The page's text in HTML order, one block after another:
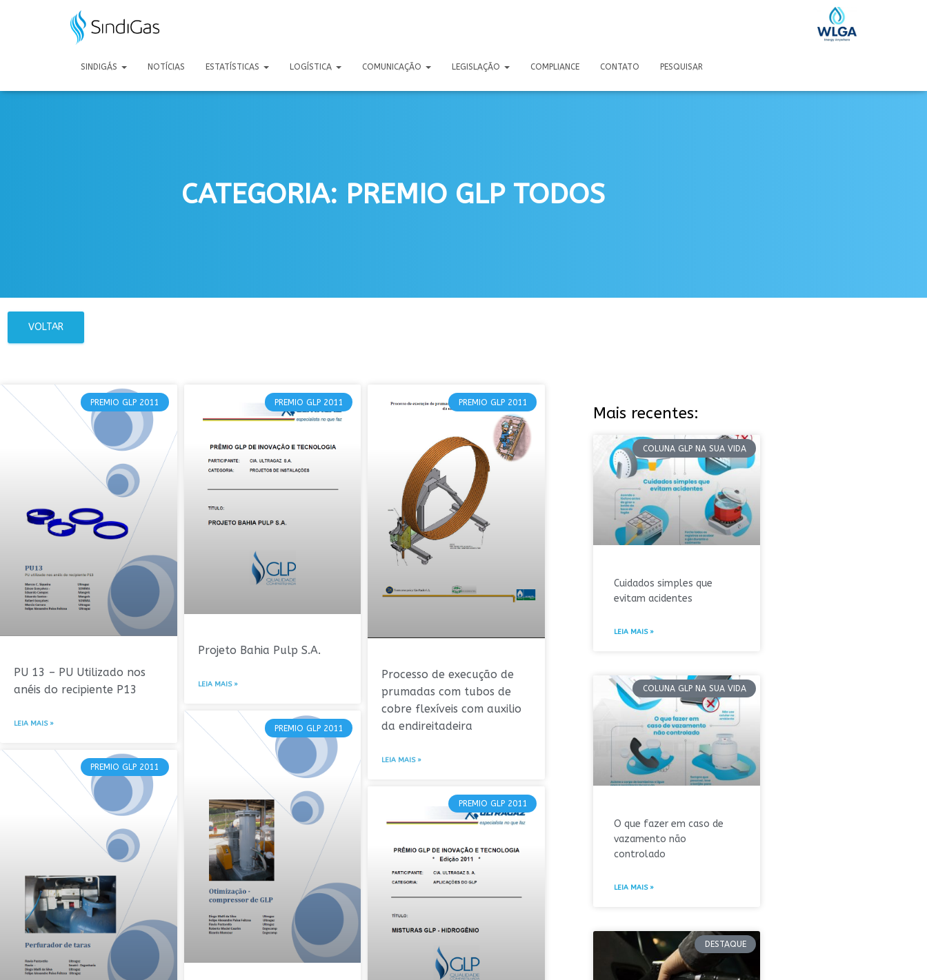
SINDIGÁS NOTÍCIAS ESTATÍSTICAS LOGÍSTICA COMUNICAÇÃO LEGISLAÇÃO COMPLIANCE CONTATO PESQUISAR
CATEGORIA: PREMIO GLP TODOS
VOLTAR
PREMIO GLP 2011
PU 13 – PU Utilizado nos
anéis do recipiente P13
LEIA MAIS »
PREMIO GLP 2011
Projeto Bahia Pulp S.A.
LEIA MAIS »
PREMIO GLP 2011
Processo de execução de
prumadas com tubos de
cobre flexíveis com auxilio
da endireitadeira
LEIA MAIS »
PREMIO GLP 2011
PREMIO GLP 2011
PREMIO GLP 2011
Mais recentes:
COLUNA GLP NA SUA VIDA
Cuidados simples que
evitam acidentes
LEIA MAIS »
COLUNA GLP NA SUA VIDA
O que fazer em caso de
vazamento não
controlado
LEIA MAIS »
DESTAQUE